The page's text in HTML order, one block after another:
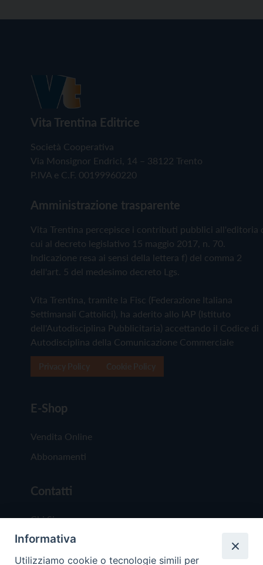
Vita Trentina Editrice
Società Cooperativa
Via Monsignor Endrici, 14 – 38122 Trento
P.IVA e C.F. 00199960220
Amministrazione trasparente
Vita Trentina percepisce i contributi pubblici all'editoria
cui al decreto legislativo 15 maggio 2017, n. 70.
Indicazione resa ai sensi della lettera f) del comma 2
dell'art. 5 del medesimo decreto Lgs.
Vita Trentina, tramite la Fisc (Federazione Italiana
Settimanali Cattolici), ha aderito allo IAP (Istituto
dell'Autodisciplina Pubblicitaria) accettando il Codice di
Autodisciplina della Comunicazione Commerciale
E-Shop
Vendita Online
Abbonamenti
Contatti
Chi Siamo
Redazione
Scrivici
Informativa
Utilizziamo cookie o tecnologie simili per